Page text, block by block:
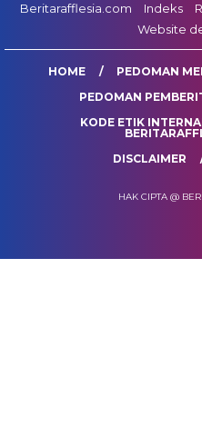
Beritarafflesia.com
Indeks
Website
HOME PEDOMAN
PEDOMAN
KODE ETIK
DISCLAIMER
HAK CIPTA @